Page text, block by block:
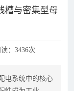
槽与密集型母
：3436次
电系统中的核心